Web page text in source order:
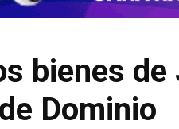
bienes
Dominio